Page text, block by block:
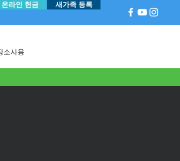
소사용
온라인 헌금 새가족 등록